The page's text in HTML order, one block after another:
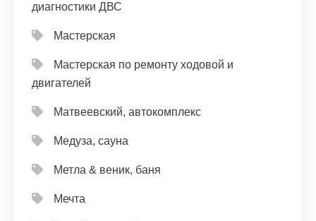
диагностики ДВС
Мастерская
Мастерская по ремонту ходовой и
двигателей
Матвеевский, автокомплекс
Медуза, сауна
Метла & веник, баня
Мечта